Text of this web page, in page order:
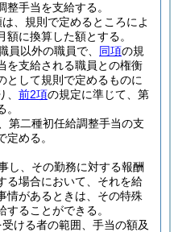
手当を支給する。
、規則で定めるところによ
に換算した額とする。
員以外の職員で、 同項の規
を支給される職員との権衡
として規則で定めるものに
前2項の規定に準じて、第
第二種初任給調整手当の支
める。
し、その勤務に対する報酬
る場合において、それを給
情があるときは、その特殊
ることができる。
ける者の範囲、手当の額及